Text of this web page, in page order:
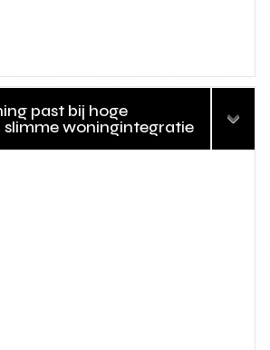
past bij hoge
slimme woningintegratie